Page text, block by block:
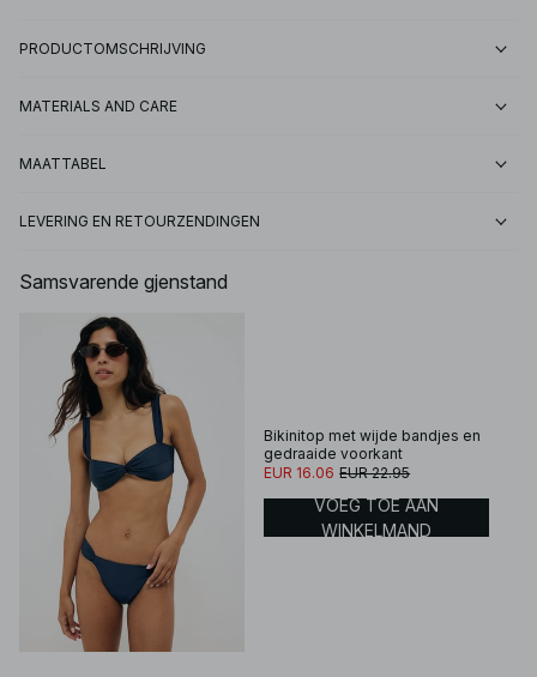
PRODUCTOMSCHRIJVING
MATERIALS AND CARE
MAATTABEL
LEVERING EN RETOURZENDINGEN
Samsvarende gjenstand
Bikinitop met wijde bandjes en
gedraaide voorkant
EUR 16.06 EUR 22.95
VOEG TOE AAN
WINKELMAND